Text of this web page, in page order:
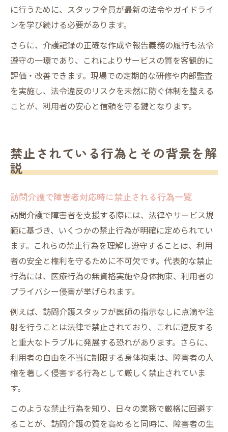
に行うために、スタッフ全員が最新の法令やガイドライ
ンを学び続ける必要があります。
さらに、介護記録の正確な作成や報告義務の履行も法令
遵守の一環であり、これによりサービスの質を客観的に
評価・改善できます。現場での定期的な研修や内部監査
を実施し、法令違反のリスクを未然に防ぐ体制を整える
ことが、利用者の安心と信頼を守る鍵となります。
禁止されている行為とその背景を解
説
訪問介護で障害者対応時に禁止される行為一覧
訪問介護で障害者を支援する際には、法律やサービス規
範に基づき、いくつかの禁止行為が明確に定められてい
ます。これらの禁止行為を理解し遵守することは、利用
者の安全と権利を守るために不可欠です。代表的な禁止
行為には、医療行為の無資格実施や身体拘束、利用者の
プライバシー侵害が挙げられます。
例えば、訪問介護スタッフが医師の指示なしに点滴や注
射を行うことは法律で禁止されており、これに違反する
と重大なトラブルに発展する恐れがあります。さらに、
利用者の自由を不当に制限する身体拘束は、障害者の人
権を著しく侵害する行為として厳しく禁止されていま
す。
このような禁止行為を知り、日々の業務で厳格に回避す
ることが、訪問介護の質を高めると同時に、障害者の生